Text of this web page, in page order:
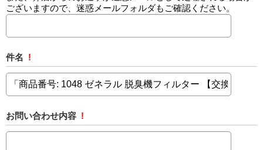
ございますので、迷惑メールフォルダもご確認ください。
件名 !
お問い合わせ内容 !